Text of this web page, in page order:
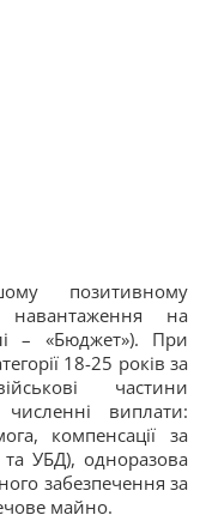
позитивному
на
– «Бюджет»). При
18-25 років за
частини
численні виплати:
компенсації за
та УБД), одноразова
забезпечення за
майно.